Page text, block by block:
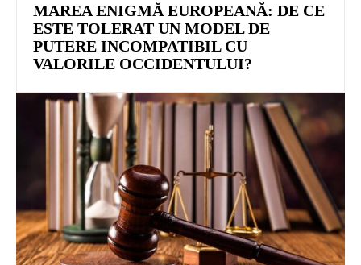
MAREA ENIGMĂ EUROPEANĂ: DE CE
ESTE TOLERAT UN MODEL DE
PUTERE INCOMPATIBIL CU
VALORILE OCCIDENTULUI?